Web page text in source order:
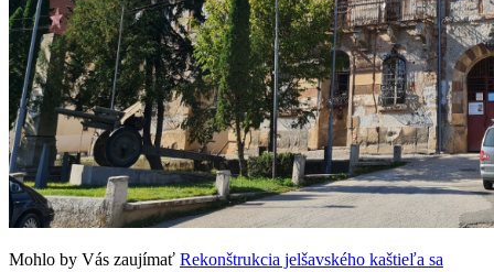
Mohlo by Vás zaujímať Rekonštrukcia jelšavského kaštieľa sa